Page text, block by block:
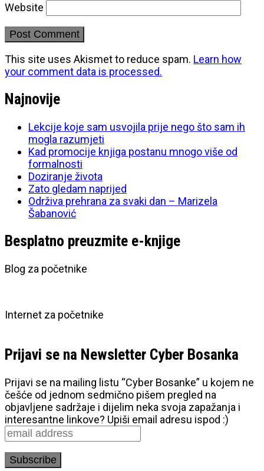
Website
This site uses Akismet to reduce spam. Learn how
your comment data is processed.
Najnovije
Lekcije koje sam usvojila prije nego što sam ih
mogla razumjeti
Kad promocije knjiga postanu mnogo više od
formalnosti
Doziranje života
Zato gledam naprijed
Održiva prehrana za svaki dan – Marizela
Šabanović
Besplatno preuzmite e-knjige
Blog za početnike
Internet za početnike
Prijavi se na Newsletter Cyber Bosanka
Prijavi se na mailing listu “Cyber Bosanke” u kojem ne
češće od jednom sedmično pišem pregled na
objavljene sadržaje i dijelim neka svoja zapažanja i
interesantne linkove? Upiši email adresu ispod :)